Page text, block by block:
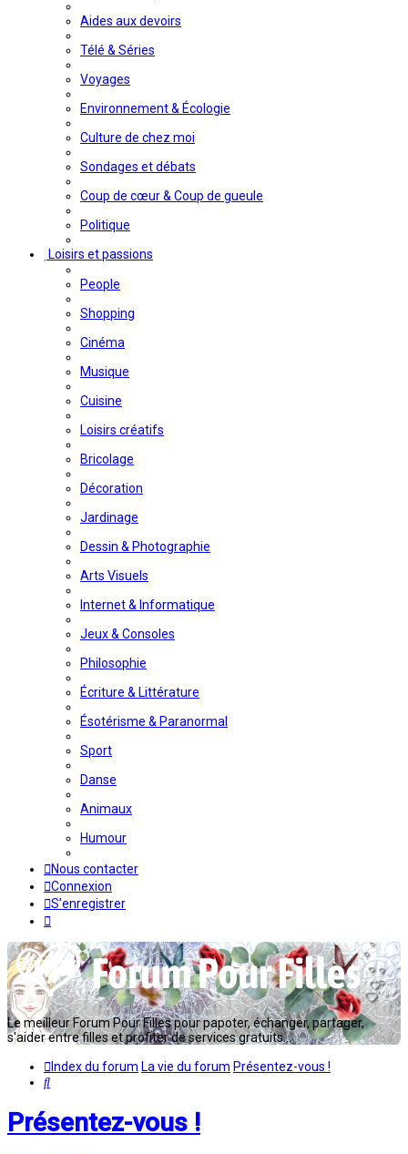
Aides aux devoirs
Télé & Séries
Voyages
Environnement & Écologie
Culture de chez moi
Sondages et débats
Coup de cœur & Coup de gueule
Politique
Loisirs et passions
People
Shopping
Cinéma
Musique
Cuisine
Loisirs créatifs
Bricolage
Décoration
Jardinage
Dessin & Photographie
Arts Visuels
Internet & Informatique
Jeux & Consoles
Philosophie
Écriture & Littérature
Ésotérisme & Paranormal
Sport
Danse
Animaux
Humour
Nous contacter
Connexion
S’enregistrer
Le meilleur Forum Pour Filles pour papoter, échanger, partager,
s'aider entre filles et profiter de services gratuits...
Index du forum La vie du forum Présentez-vous !
Rechercher
Présentez-vous !